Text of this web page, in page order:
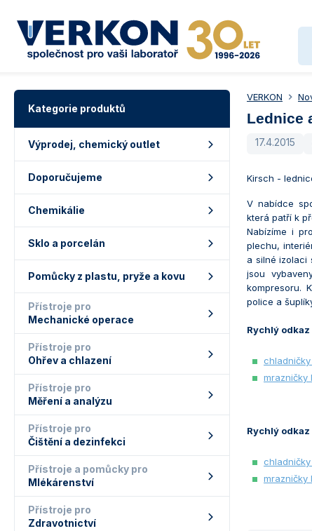
Kategorie produktů
Výprodej, chemický outlet
Doporučujeme
Chemikálie
Sklo a porcelán
Pomůcky z plastu, pryže a kovu
Přístroje pro
Mechanické operace
Přístroje pro
Ohřev a chlazení
Přístroje pro
Měření a analýzu
Přístroje pro
Čištění a dezinfekci
Přístroje a pomůcky pro
Mlékárenství
Přístroje pro
Zdravotnictví
VERKON
Lednice
17.4.2015
Kirsch -
V nabídce
která patří k
Nabízíme i
plechu,
a silné izolaci
jsou
kompresoru.
police a
Rychlý
chladničky
mrazničky
Rychlý odkaz
chladničky
mrazničky